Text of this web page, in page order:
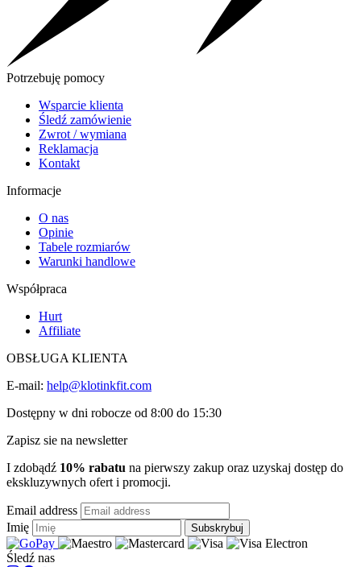
Potrzebuję pomocy
Wsparcie klienta
Śledź zamówienie
Zwrot / wymiana
Reklamacja
Kontakt
Informacje
O nas
Opinie
Tabele rozmiarów
Warunki handlowe
Współpraca
Hurt
Affiliate
OBSŁUGA KLIENTA
E-mail: help@klotinkfit.com
Dostępny w dni robocze od 8:00 do 15:30
Zapisz sie na newsletter
I zdobądź 10% rabatu na pierwszy zakup oraz uzyskaj dostęp do
ekskluzywnych ofert i promocji.
Email address
Imię
Subskrybuj
Śledź nas